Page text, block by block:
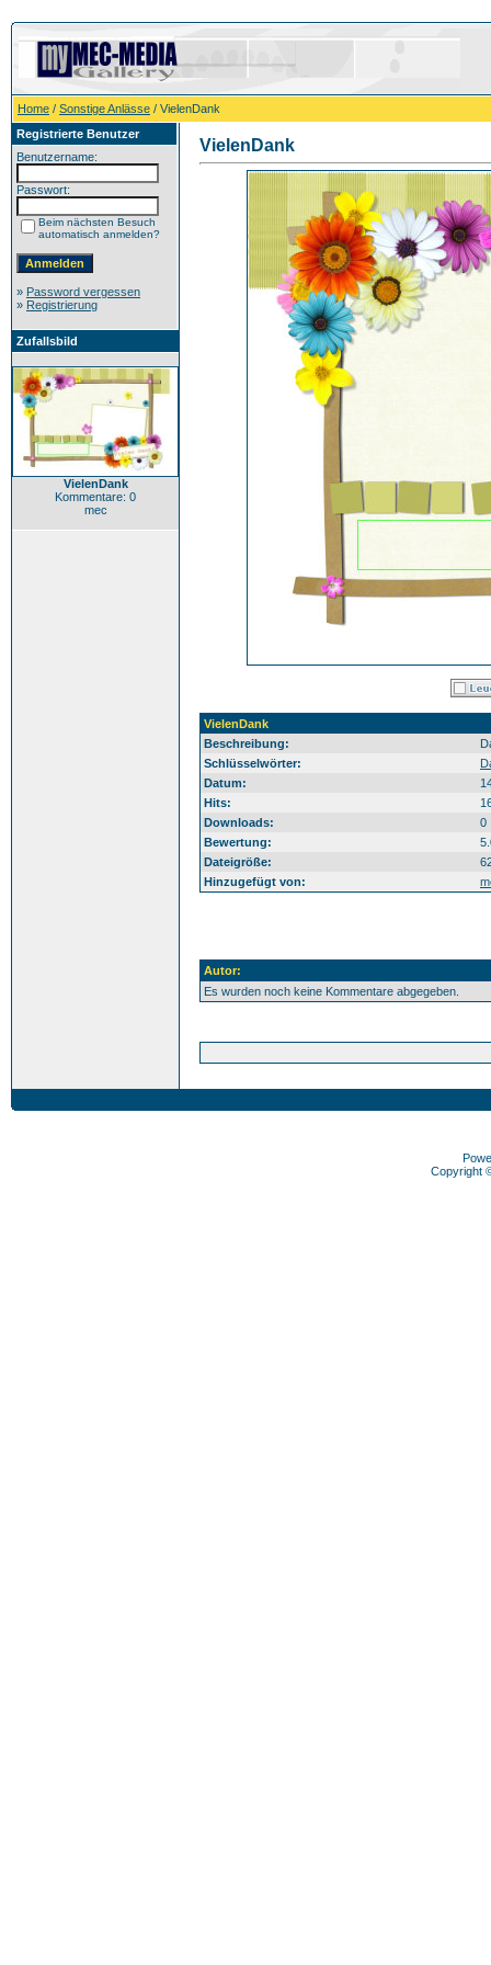
Home / Sonstige Anlässe / VielenDank
Registrierte Benutzer
Benutzername:
Passwort:
Beim nächsten Besuch
automatisch anmelden?
» Password vergessen
» Registrierung
Zufallsbild
VielenDank
Kommentare: 0
mec
VielenDank
VielenDank
Beschreibung:
Schlüsselwörter:
Datum:
Hits:
Downloads:
0
Bewertung:
Dateigröße:
Hinzugefügt von:
Autor:
Es wurden noch keine Kommentare abgegeben.
Copyright